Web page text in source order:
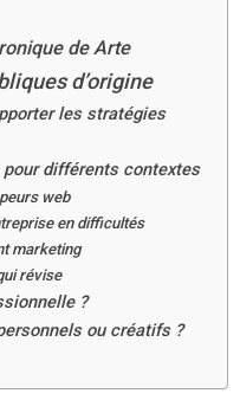
de Arte
d’origine
les stratégies
différents contextes
web
en difficultés
marketing
révise
?
ou créatifs ?